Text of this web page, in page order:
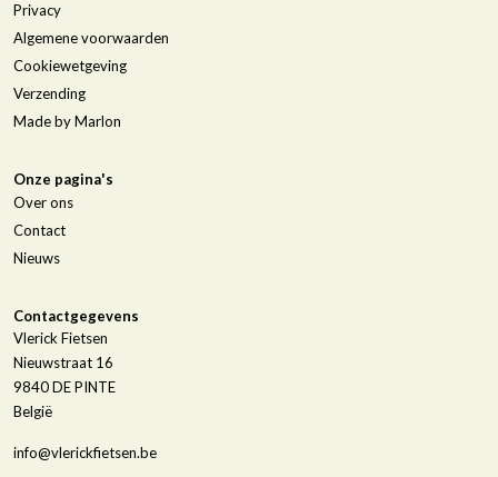
Privacy
Algemene voorwaarden
Cookiewetgeving
Verzending
Made by Marlon
Onze pagina's
Over ons
Contact
Nieuws
Contactgegevens
Vlerick Fietsen
Nieuwstraat 16
9840DE PINTE
België
info@vlerickfietsen.be